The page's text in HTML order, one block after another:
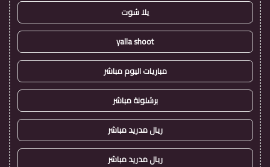
يلا شوت
yalla shoot
مباريات اليوم مباشر
برشلونة مباشر
ريال مدريد مباشر
ريال مدريد مباشر